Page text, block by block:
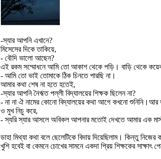
-স্যার আপনি এখানে?
মিসেসের দিকে তাকিয়ে,
- বৌদি ভালো আছেন?
এই রকম সম্মোধনে আমি তো আকাশ থেকে পড়ি। বাড়ি থেকে কয়েক
- আমি তো ভাই তোমাকে ঠিক চিনতে পারছি না।
আমার কথা শেষ না হতে হতেই,
-স্যার আপনি নৈঋত পল্লী বিদ্যালয়ের শিক্ষক ছিলেন না?
- না না ঐ নামের কোনো বিদ্যালয়ের কথা আগে কখনো শুনিনি।আর
ও মুখ নিচু করে,
- স্যরি স্যার আসলে অবিকল আপনার মতোই দেখতে আমার এক
ডাহা মিথ্যা কথা বলে ছেলেটিকে বিদায় দিয়েছিলাম। কিন্তু
খুশি হবেই বা কেমনে চোখের সামনে একদা প্রিয় শিক্ষকের সাক্ষাৎ